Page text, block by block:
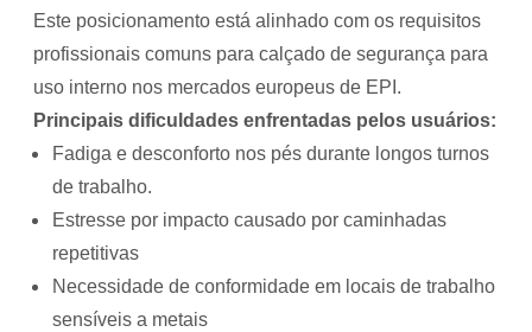
Este posicionamento está alinhado com os requisitos
profissionais comuns para calçado de segurança para
uso interno nos mercados europeus de EPI.
Principais dificuldades enfrentadas pelos usuários:
Fadiga e desconforto nos pés durante longos turnos
de trabalho.
Estresse por impacto causado por caminhadas
repetitivas
Necessidade de conformidade em locais de trabalho
sensíveis a metais